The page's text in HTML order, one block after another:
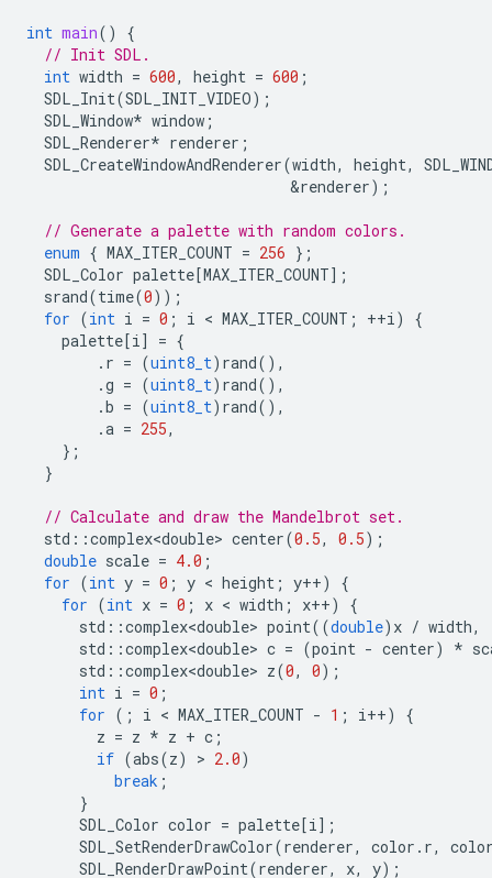
int main()
{
// Init SDL.
int width = 600, height = 600 ;
SDL_Init(SDL_INIT_VIDEO);
SDL_Window* window ;
SDL_Renderer* renderer ;
SDL_CreateWindowAndRenderer(width, height,
&renderer);
// Generate a palette with random colors.
enum { MAX_ITER_COUNT = 256 };
SDL_Color palette[MAX_ITER_COUNT];
srand(time(0));
for (int i = 0 ; i < MAX_ITER_COUNT ; ++i)
{
palette[i] = {
. r = (uint8_t) rand(),
.g = (uint8_t) rand(),
.b = (uint8_t) rand(),
.a = 255,
};
}
// Calculate and draw the Mandelbrot set.
std ::complex<double> center(0.5, 0.5);
double scale = 4.0 ;
for (int y = 0 ; y < height ; y++)
{
for (int x = 0 ; x < width ; x++)
{
std ::complex<double> point((double) x / width,
std ::complex<double> c = (point - center) *
std ::complex<double> z(0, 0);
int i = 0 ;
for (; i < MAX_ITER_COUNT - 1 ; i++)
{
z = z * z + c ;
if (abs(z) > 2.0)
break ;
}
SDL_Color color = palette[i];
SDL_SetRenderDrawColor(renderer, color . r,
SDL_RenderDrawPoint(renderer, x, y);